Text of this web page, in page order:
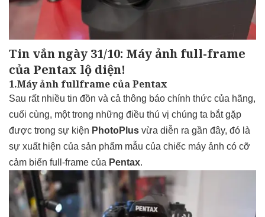
Tin vắn ngày 31/10: Máy ảnh full-frame
của Pentax lộ diện!
1.Máy ảnh fullframe của Pentax
Sau rất nhiều tin đồn và cả thông báo chính thức của hãng,
cuối cùng, một trong những điều thú vị chúng ta bắt gặp
được trong sự kiện PhotoPlus vừa diễn ra gần đây, đó là
sự xuất hiện của sản phẩm mẫu của chiếc máy ảnh có cỡ
cảm biến full-frame của Pentax.